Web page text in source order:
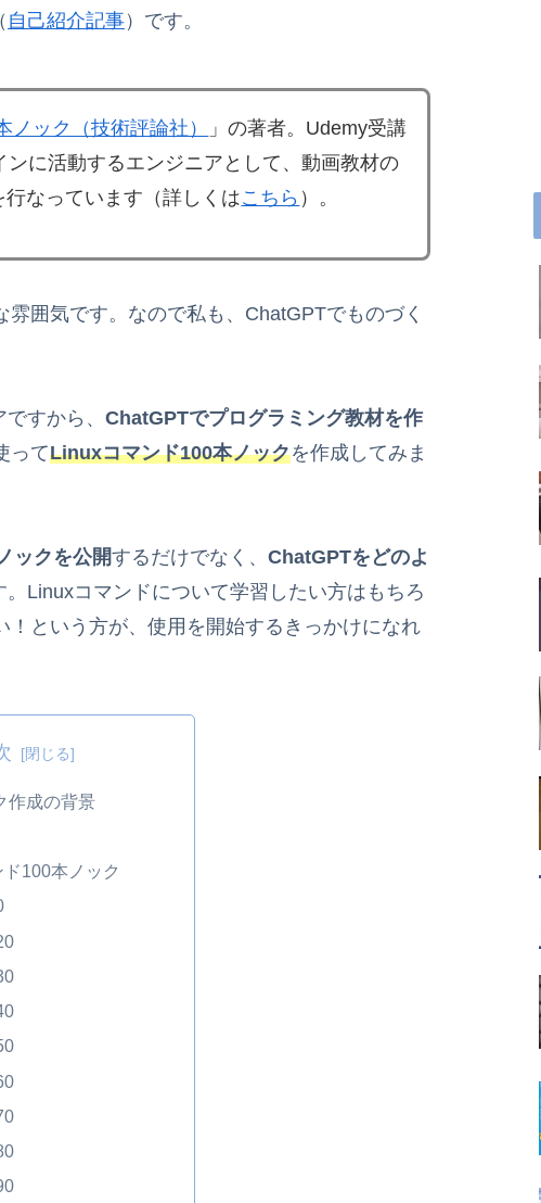
自己紹介記事）です。
ック（技術評論社）
」の著者。Udemy受講
に活動するエンジニアとして、動画教材の
なっています（詳しくはこちら ）。
雰囲気です。なので私も、ChatGPTでものづく
すから、 ChatGPTでプログラミング教材を作
ってLinuxコマンド100本ノックを作成してみま
ックを公開するだけでなく、 ChatGPTをどのよ
。Linuxコマンドについて学習したい方はもちろ
という方が、使用を開始するきっかけになれ
作成の背景
100本ノック